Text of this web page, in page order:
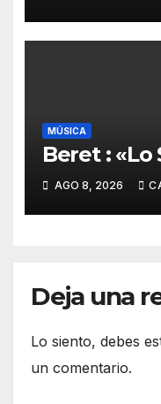
MÚSICA
AGO 8, 2026
Deja una
Lo siento, debes
un comentario.